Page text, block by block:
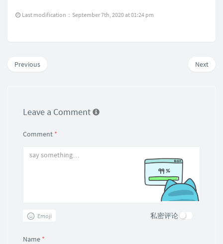
Last modification：September 7th, 2020 at 01:24 pm
Next
Previous
Leave a Comment
Comment *
Emoji 私密评论
Name *